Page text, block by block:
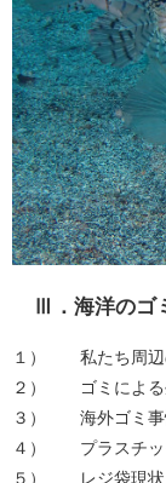
Ⅲ．海洋のゴ
１） 私たち周辺
２） ゴミによる
３） 海外ゴミ事
４） プラスチッ
５） レジ袋現状